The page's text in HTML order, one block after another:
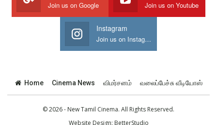
Join us on Google Join us on Youtube
Instagram
Join us on Instagram
Home Cinema News விமர்சனம் வலைப்பேச்சு வீடியோஸ்
© 2026 - New Tamil Cinema. All Rights Reserved.
Website Design: BetterStudio